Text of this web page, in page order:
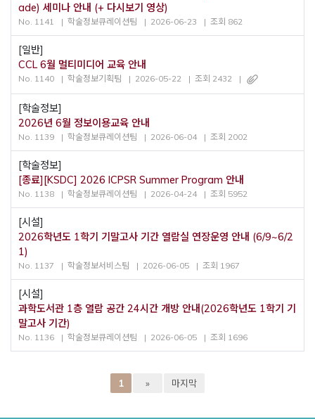
ade) 세미나 안내 (+ 다시보기 영상)
No. 1141 학술정보큐레이션팀 2026-06-23 조회 862
[일반]
CCL 6월 멀티미디어 교육 안내
No. 1140 학술정보기획팀 2026-05-22 조회 2432
[학술정보]
2026년 6월 정보이용교육 안내
No. 1139 학술정보큐레이션팀 2026-06-04 조회 2002
[학술정보]
[종료][KSDC] 2026 ICPSR Summer Program 안내
No. 1138 학술정보큐레이션팀 2026-04-24 조회 5952
[시설]
2026학년도 1학기 기말고사 기간 열람실 연장운영 안내 (6/9~6/2
1)
No. 1137 학술정보서비스팀 2026-06-05 조회 1967
[시설]
과학도서관 1층 열람 공간 24시간 개방 안내(2026학년도 1학기 기
말고사 기간)
No. 1136 학술정보큐레이션팀 2026-06-05 조회 1696
1 » 마지막